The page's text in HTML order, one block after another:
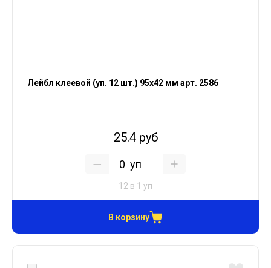
Лейбл клеевой (уп. 12 шт.) 95х42 мм арт. 2586
25.4 руб
уп
12 в 1 уп
В корзину